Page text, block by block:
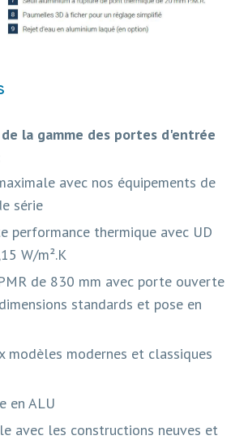
la gamme des portes d'entrée
avec nos équipements de
série
performance thermique avec UD
W/m².K
de 830 mm avec porte ouverte
standards et pose en
modèles modernes et classiques
en ALU
avec les constructions neuves et